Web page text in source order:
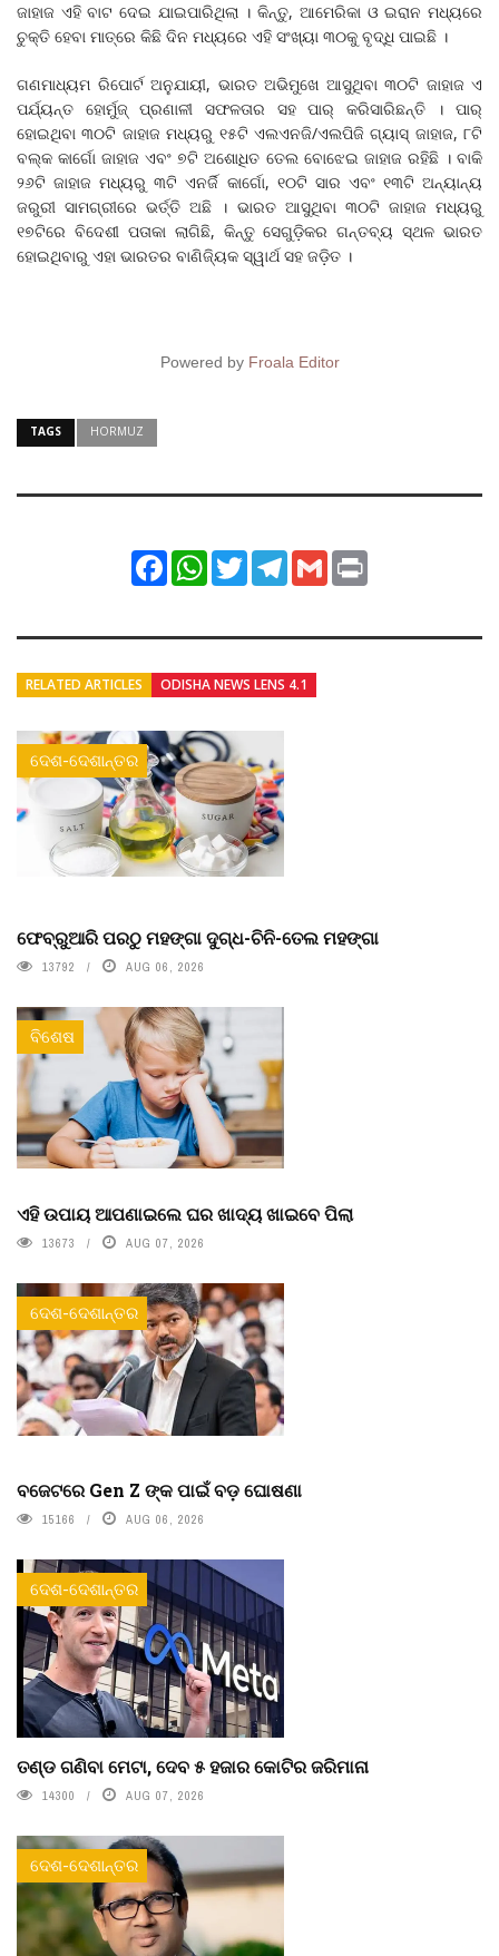
ଜାହାଜ ଏହି ବାଟ ଦେଇ ଯାଇପାରିଥିଲା । କିନ୍ତୁ, ଆମେରିକା ଓ ଇରାନ ମଧ୍ୟରେ
ଚୁକ୍ତି ହେବା ମାତ୍ରେ କିଛି ଦିନ ମଧ୍ୟରେ ଏହି ସଂଖ୍ୟା ୩୦କୁ ବୃଦ୍ଧି ପାଇଛି ।
ଗଣମାଧ୍ୟମ ରିପୋର୍ଟ ଅନୁଯାୟୀ, ଭାରତ ଅଭିମୁଖେ ଆସୁଥିବା ୩୦ଟି ଜାହାଜ ଏ
ପର୍ଯ୍ୟନ୍ତ ହୋର୍ମୁଜ୍ ପ୍ରଣାଳୀ ସଫଳତାର ସହ ପାର୍ କରିସାରିଛନ୍ତି । ପାର୍
ହୋଇଥିବା ୩୦ଟି ଜାହାଜ ମଧ୍ୟରୁ ୧୫ଟି ଏଲଏନଜି/ଏଲପିଜି ଗ୍ୟାସ୍ ଜାହାଜ, ୮ଟି
ବଲ୍କ କାର୍ଗୋ ଜାହାଜ ଏବଂ ୭ଟି ଅଶୋଧିତ ତେଲ ବୋଝେଇ ଜାହାଜ ରହିଛି । ବାକି
୨୬ଟି ଜାହାଜ ମଧ୍ୟରୁ ୩ଟି ଏନର୍ଜି କାର୍ଗୋ, ୧୦ଟି ସାର ଏବଂ ୧୩ଟି ଅନ୍ୟାନ୍ୟ
ଜରୁରୀ ସାମଗ୍ରୀରେ ଭର୍ତ୍ତି ଅଛି । ଭାରତ ଆସୁଥିବା ୩୦ଟି ଜାହାଜ ମଧ୍ୟରୁ
୧୭ଟିରେ ବିଦେଶୀ ପତାକା ଲାଗିଛି, କିନ୍ତୁ ସେଗୁଡ଼ିକର ଗନ୍ତବ୍ୟ ସ୍ଥଳ ଭାରତ
ହୋଇଥିବାରୁ ଏହା ଭାରତର ବାଣିଜ୍ୟିକ ସ୍ୱାର୍ଥ ସହ ଜଡ଼ିତ ।
Powered by Froala Editor
TAGS HORMUZ
FacebookWhatsApp
TwitterTelegram
Gmail
RELATED ARTICLES ODISHA NEWS LENS 4.1
ଦେଶ-ଦେଶାନ୍ତର
ଫେବ୍ରୁଆରି ପରଠୁ ମହଙ୍ଗା ଦୁଗ୍ଧ-ଚିନି-ତେଲ ମହଙ୍ଗା
13792 AUG 06, 2026
ବିଶେଷ
ଏହି ଉପାୟ ଆପଣାଇଲେ ଘର ଖାଦ୍ୟ ଖାଇବେ ପିଲା
13673 AUG 07, 2026
ଦେଶ-ଦେଶାନ୍ତର
ବଜେଟରେ Gen Z ଙ୍କ ପାଇଁ ବଡ଼ ଘୋଷଣା
15166 AUG 06, 2026
ଦେଶ-ଦେଶାନ୍ତର
ତଣ୍ଡ ଗଣିବା ମେଟା, ଦେବ ୫ ହଜାର କୋଟିର ଜରିମାନା
14300 AUG 07, 2026
ଦେଶ-ଦେଶାନ୍ତର